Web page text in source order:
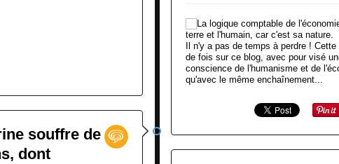
souffre de
dont
Il n'y a pas de temps à perdre !
de fois sur ce blog, avec pour visé
conscience de l'humanisme et de
qu'avec le même enchaînement...